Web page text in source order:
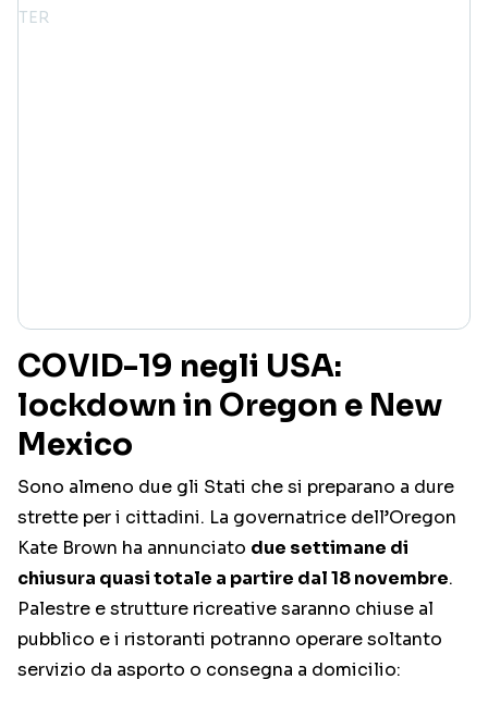
COVID-19 negli USA:
lockdown in Oregon e New
Mexico
Sono almeno due gli Stati che si preparano a dure
strette per i cittadini. La governatrice dell’Oregon
Kate Brown ha annunciato due settimane di
chiusura quasi totale a partire dal 18 novembre.
Palestre e strutture ricreative saranno chiuse al
pubblico e i ristoranti potranno operare soltanto
servizio da asporto o consegna a domicilio: